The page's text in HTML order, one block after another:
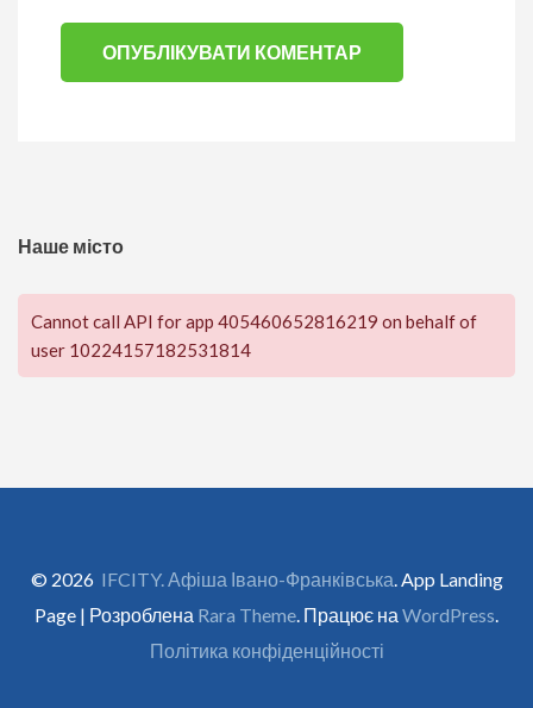
Наше місто
Cannot call API for app 405460652816219 on behalf of
user 10224157182531814
© 2026 IFCITY. Афіша Івано-Франківська . App Landing
Page | Розроблена Rara Theme . Працює на WordPress
Політика конфіденційності